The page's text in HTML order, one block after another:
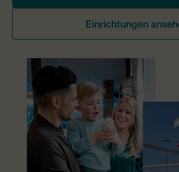
Einrichtungen